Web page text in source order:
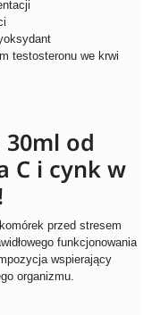
testosteronu we krwi
30ml od
C i cynk w
przed stresem
funkcjonowania
wspierający
organizmu.